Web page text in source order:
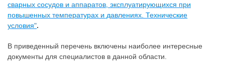
сварных сосудов и аппаратов, эксплуатирующихся при
повышенных температурах и давлениях. Технические
условия".
В приведенный перечень включены наиболее интересные
документы для специалистов в данной области.